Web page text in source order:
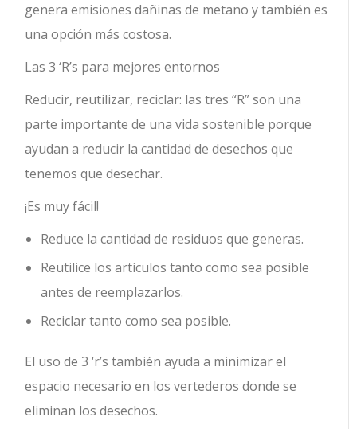
genera emisiones dañinas de metano y también es
una opción más costosa.
Las 3 ‘R’s para mejores entornos
Reducir, reutilizar, reciclar: las tres “R” son una
parte importante de una vida sostenible porque
ayudan a reducir la cantidad de desechos que
tenemos que desechar.
¡Es muy fácil!
Reduce la cantidad de residuos que generas.
Reutilice los artículos tanto como sea posible
antes de reemplazarlos.
Reciclar tanto como sea posible.
El uso de 3 ‘r’s también ayuda a minimizar el
espacio necesario en los vertederos donde se
eliminan los desechos.